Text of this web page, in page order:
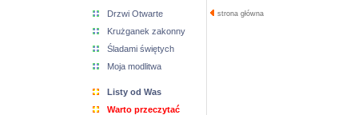
Drzwi Otwarte
Krużganek zakonny
Śladami świętych
Moja modlitwa
Listy od Was
Warto przeczytać
strona główna